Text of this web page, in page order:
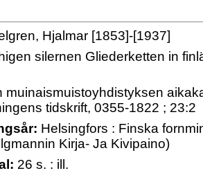
Hjalmar [1853]-[1937]
silernen Gliederketten in
muinaismuistoyhdistyksen
tidskrift, 0355-1822 ; 23:2
Helsingfors : Finska
Kirja- Ja Kivipaino)
26 s. : ill.